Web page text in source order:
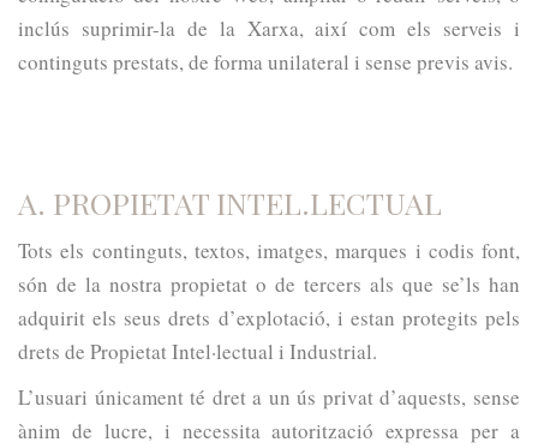
inclús suprimir-la de la Xarxa, així com els serveis i
continguts prestats, de forma unilateral i sense previs avis.
A. PROPIETAT INTEL.LECTUAL
Tots els continguts, textos, imatges, marques i codis font,
són de la nostra propietat o de tercers als que se’ls han
adquirit els seus drets d’explotació, i estan protegits pels
drets de Propietat Intel·lectual i Industrial.
L’usuari únicament té dret a un ús privat d’aquests, sense
ànim de lucre, i necessita autorització expressa per a